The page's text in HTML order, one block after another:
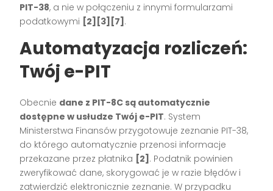
PIT-38, a nie w połączeniu z innymi formularzami
podatkowymi [2][3][7] .
Automatyzacja rozliczeń:
Twój e-PIT
Obecnie dane z PIT-8C są automatycznie
dostępne w usłudze Twój e-PIT. System
Ministerstwa Finansów przygotowuje zeznanie PIT-38,
do którego automatycznie przenosi informacje
przekazane przez płatnika [2] . Podatnik powinien
zweryfikować dane, skorygować je w razie błędów i
zatwierdzić elektronicznie zeznanie. W przypadku